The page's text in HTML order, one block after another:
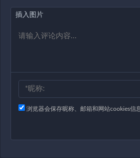
插入图片
浏览器会保存昵称、邮箱和网站cookies信